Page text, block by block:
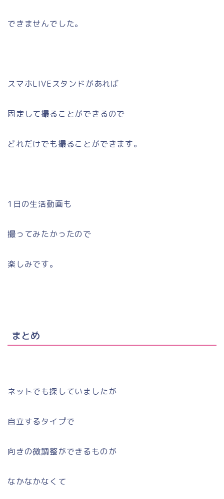
できませんでした。
スマホLIVEスタンドがあれば
固定して撮ることができるので
どれだけでも撮ることができます。
1日の生活動画も
撮ってみたかったので
楽しみです。
まとめ
ネットでも探していましたが
自立するタイプで
向きの微調整ができるものが
なかなかなくて